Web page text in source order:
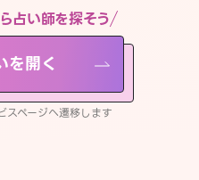
占い師を探そう
を開く
ページへ遷移します